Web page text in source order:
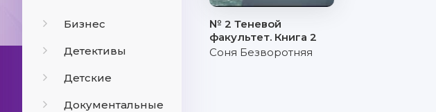
Бизнес
Детективы
Детские
Документальные
№ 2 Теневой
факультет. Книга 2
Соня Безворотняя